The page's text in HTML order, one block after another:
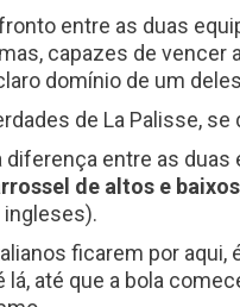
entre as duas
capazes de vencer
domínio de um
de La Palisse,
diferença entre as duas
de altos e baixos
ingleses).
ficarem por
lá, até que a bola